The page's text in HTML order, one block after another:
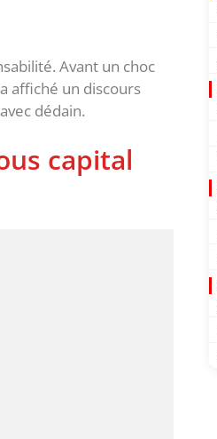
Avant un choc
affiché un discours
avec dédain.
capital